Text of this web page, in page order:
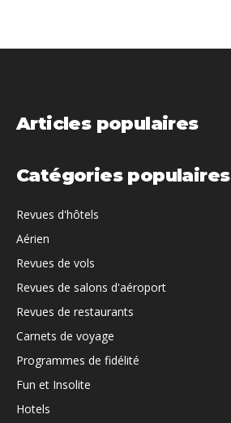
Articles populaires
Catégories populaires
Revues d'hôtels
Aérien
Revues de vols
Revues de salons d'aéroport
Revues de restaurants
Carnets de voyage
Programmes de fidélité
Fun et Insolite
Hotels